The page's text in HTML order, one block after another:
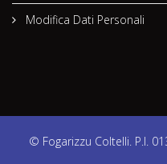
Modifica Dati Personali
© Fogarizzu Coltelli. P.I.